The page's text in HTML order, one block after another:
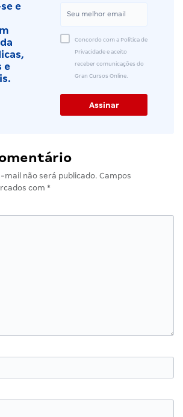
e
e
Concordo com a Política de
Privacidade e aceito
receber comunicações do
Gran Cursos Online.
mail não será publicado. Campos
com *